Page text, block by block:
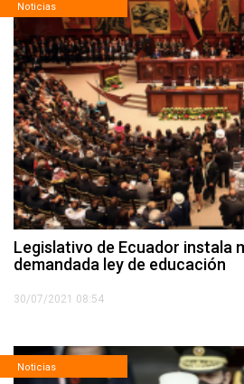
Noticias
Legislativo de Ecuador instala
demandada ley de educación
30/07/2021 08:54
Noticias